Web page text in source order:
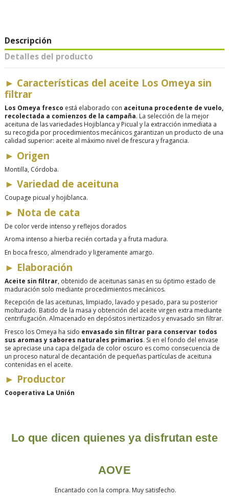
Descripción
Detalles del producto
► Características del aceite Los Omeya sin
filtrar
Los Omeya fresco está elaborado con aceituna procedente de vuelo,
recolectada a comienzos de la campaña. La selección de la mejor
aceituna de las variedades Hojiblanca y Picual y la extracción inmediata a
su recogida por procedimientos mecánicos garantizan un producto de una
calidad superior: aceite al máximo nivel de frescura y fragancia.
► Origen
Montilla, Córdoba.
► Variedad de aceituna
Coupage picual y hojiblanca.
► Nota de cata
De color verde intenso y reflejos dorados
Aroma intenso a hierba recién cortada y a fruta madura.
En boca fresco, almendrado y ligeramente amargo.
► Elaboración
Aceite sin filtrar, obtenido de aceitunas sanas en su óptimo estado de
maduración solo mediante procedimientos mecánicos.
Recepción de las aceitunas, limpiado, lavado y pesado, para su posterior
molturado. Batido de la masa y obtención del aceite virgen extra mediante
centrifugación. Almacenado en depósitos inertizados y envasado sin filtrar.
Fresco los Omeya ha sido envasado sin filtrar para conservar todos
sus aromas y sabores naturales primarios. Si en el fondo del envase
se apreciase una capa delgada de color oscuro es como consecuencia de
un proceso natural de decantación de pequeñas partículas de aceituna
contenidas en el aceite.
► Productor
Cooperativa La Unión
Lo que dicen quienes ya disfrutan este
AOVE
Encantado con la compra. Muy satisfecho.